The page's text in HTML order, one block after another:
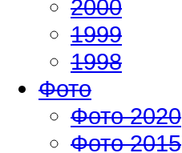
2000
1999
1998
Фото
Фото 2020
Фото 2015